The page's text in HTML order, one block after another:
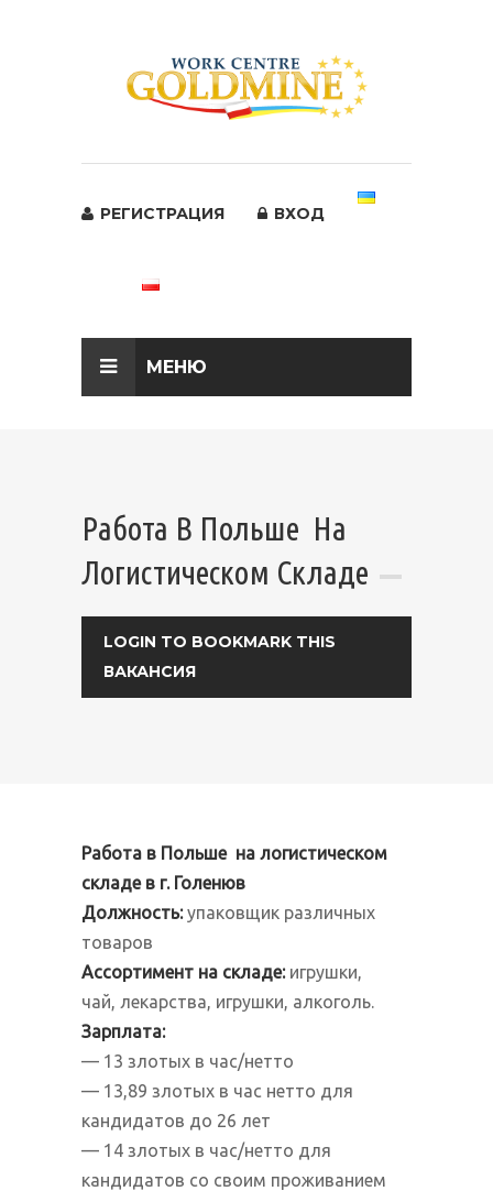
РЕГИСТРАЦИЯ ВХОД
МЕНЮ
Работа В Польше На
Логистическом Складе
LOGIN TO BOOKMARK THIS
ВАКАНСИЯ
Работа в Польше на логистическом
складе в г. Голенюв
Должность:упаковщик различных
товаров
Ассортимент на складе:игрушки,
чай, лекарства, игрушки, алкоголь.
Зарплата:
— 13 злотых в час/нетто
— 13,89 злотых в час нетто для
кандидатов до 26 лет
— 14 злотых в час/нетто для
кандидатов со своим проживанием